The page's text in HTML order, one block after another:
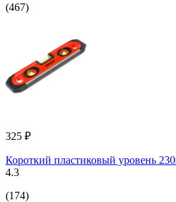
(467)
325 ₽
Короткий пластиковый уровень
4.3
(174)